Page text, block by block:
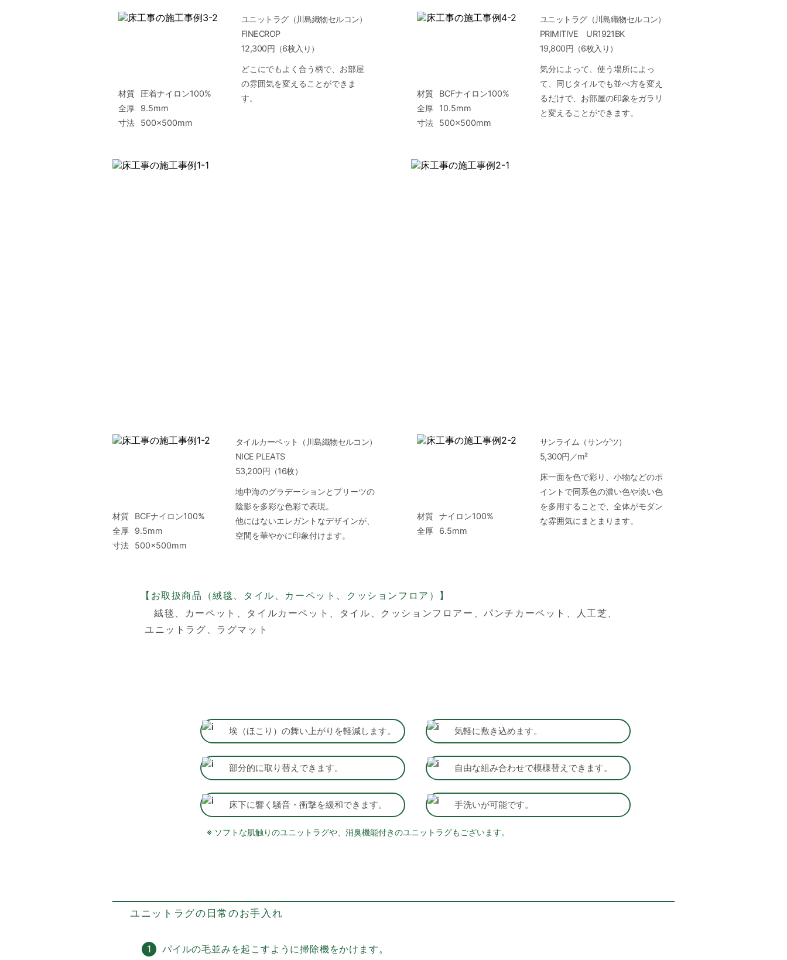
材質
圧着ナイロン100%
全厚
9.5mm
寸法
500×500mm
ユニットラグ（川島織物セルコン）
FINECROP
12,300円（6枚入り）
どこにでもよく合う柄で、お部屋
の雰囲気を変えることができま
す。
材質
BCFナイロン100%
全厚
10.5mm
寸法
500×500mm
ユニットラグ（川島織物セルコン）
PRIMITIVE UR1921BK
19,800円（6枚入り）
気分によって、使う場所によっ
て、同じタイルでも並べ方を変え
るだけで、お部屋の印象をガラリ
と変えることができます。
材質
BCFナイロン100%
全厚
9.5mm
寸法
500×500mm
タイルカーペット（川島織物セルコン）
NICE PLEATS
53,200円（16枚）
地中海のグラデーションとプリーツの
陰影を多彩な色彩で表現。
他にはないエレガントなデザインが、
空間を華やかに印象付けます。
材質 ナイロン100%
全厚
6.5mm
サンライム（サンゲツ）
5,300円／m²
床一面を色で彩り、小物などのポ
イントで同系色の濃い色や淡い色
を多用することで、全体がモダン
な雰囲気にまとまります。
【お取扱商品（絨毯、タイル、カーペット、クッションフロア）】
絨毯、
カーペット、 タイルカーペット、 タイル、 クッションフロアー、パンチカーペット、
人工芝、
ユニットラグ、 ラグマット
埃（ほこり）の舞い上がりを軽減します。 気軽に敷き込めます。
部分的に取り替えできます。 自由な組み合わせで模様替えできます。
床下に響く騒音・衝撃を緩和できます。 手洗いが可能です。
※ ソフトな肌触りのユニットラグや、消臭機能付きのユニットラグもございます。
ユニットラグの日常のお手入れ
1 パイルの毛並みを起こすように掃除機をかけます。